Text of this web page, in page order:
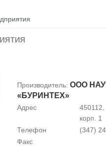
Производитель: ООО
«БУРИНТЕХ»
Адрес
корп. 1
Телефон
(347)
Факс